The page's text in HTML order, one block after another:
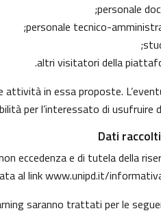
personale
personale tecnico-
altri visitatori della
attività in essa proposte.
per l’interessato di usufruire
Dati
eccedenza e di tutela della
al linkwww.unipd.it/
saranno trattati per le